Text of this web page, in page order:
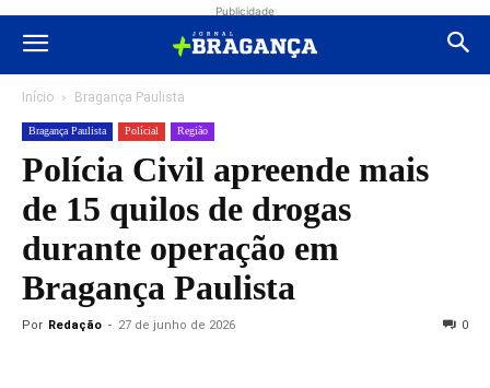
Publicidade
Início Bragança Paulista
Bragança Paulista Polícial Região
Polícia Civil apreende mais
de 15 quilos de drogas
durante operação em
Bragança Paulista
Por Redação - 27 de junho de 2026 0